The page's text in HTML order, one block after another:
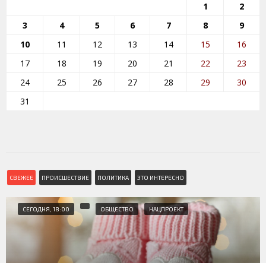
1
2
3
4 5 6 7 8
9
10
11 12 13 14 15
16
17
18 19 20 21 22
23
24
25 26 27 28 29
30
31
СВЕЖЕЕ ПРОИСШЕСТВИЕ ПОЛИТИКА ЭТО ИНТЕРЕСНО
СЕГОДНЯ, 18:00 ОБЩЕСТВО НАЦПРОЕКТ